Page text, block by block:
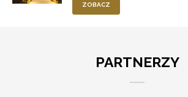
ZOBACZ
PARTNERZY